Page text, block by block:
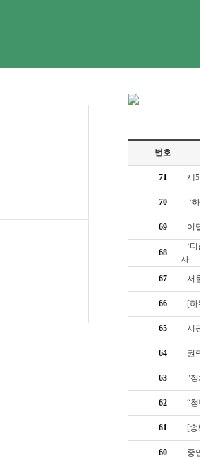
번호
71 제
70 ‘
69 이
68
‘
사
67 서
66 [하
65 서
64 권
63 "정
62 “
61 [송
60 중